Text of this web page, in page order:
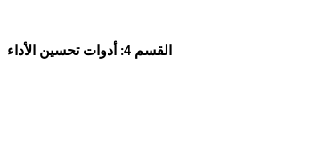
القسم 4: أدوات تحسين الأداء